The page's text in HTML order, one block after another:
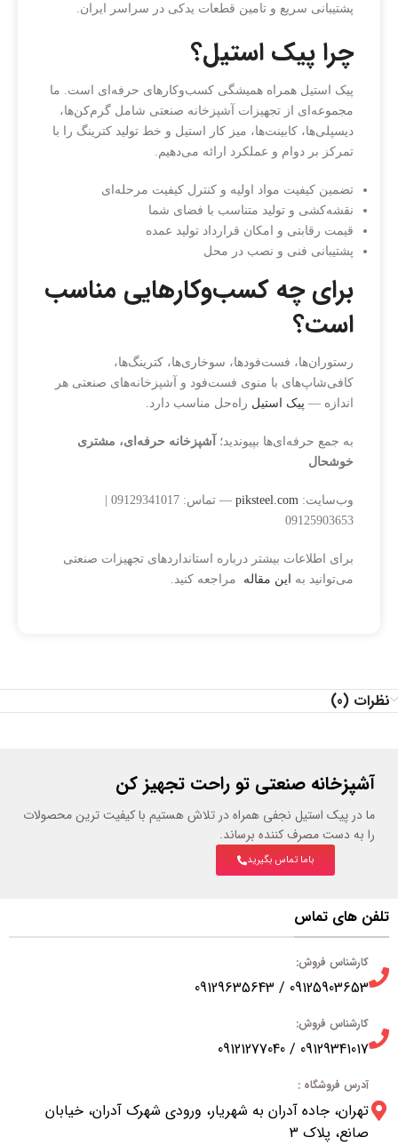
پشتیبانی سریع و تامین قطعات یدکی در سراسر ایران.
چرا پیک استیل؟
پیک استیل همراه همیشگی کسب‌وکارهای حرفه‌ای است. ما
مجموعه‌ای از تجهیزات آشپزخانه صنعتی شامل گرم‌کن‌ها،
دیسپلی‌ها، کابینت‌ها، میز کار استیل و خط تولید کترینگ را با
تمرکز بر دوام و عملکرد ارائه می‌دهیم.
تضمین کیفیت مواد اولیه و کنترل کیفیت مرحله‌ای
نقشه‌کشی و تولید متناسب با فضای شما
قیمت رقابتی و امکان قرارداد تولید عمده
پشتیبانی فنی و نصب در محل
برای چه کسب‌وکارهایی مناسب
است؟
رستوران‌ها، فست‌فودها، سوخاری‌ها، کترینگ‌ها،
کافی‌شاپ‌های با منوی فست‌فود و آشپزخانه‌های صنعتی هر
اندازه — پیک استیل راه‌حل مناسب دارد.
به جمع حرفه‌ای‌ها بپیوندید؛
آشپزخانه حرفه‌ای، مشتری
خوشحال
وب‌سایت: piksteel.com
— تماس: 09129341017 |
09125903653
برای اطلاعات بیشتر درباره استانداردهای تجهیزات صنعتی
می‌توانید به این مقاله مراجعه کنید.
نظرات (0)
آشپزخانه صنعتی تو راحت تجهیز کن
ما در پیک استیل نجفی همراه در تلاش هستیم با کیفیت ترین محصولات
را به دست مصرف کننده برساند.
باما تماس بگیرید
تلفن های تماس
کارشناس فروش:
09125903653 / 09129635643
کارشناس فروش:
09129341017 / 09121277040
آدرس فروشگاه :
تهران، جاده آدران به شهریار، ورودی شهرک آدران، خیابان
صانع، پلاک 3